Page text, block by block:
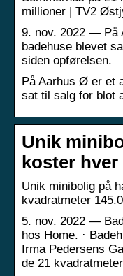
millioner | TV2
9. nov. 2022 — På
badehuse blevet
siden opførelsen.
På Aarhus Ø er et
sat til salg for blot
Unik
koster
Unik minibolig på
kvadratmeter
5. nov. 2022 —
hos Home. ·
Irma Pedersens
de 21